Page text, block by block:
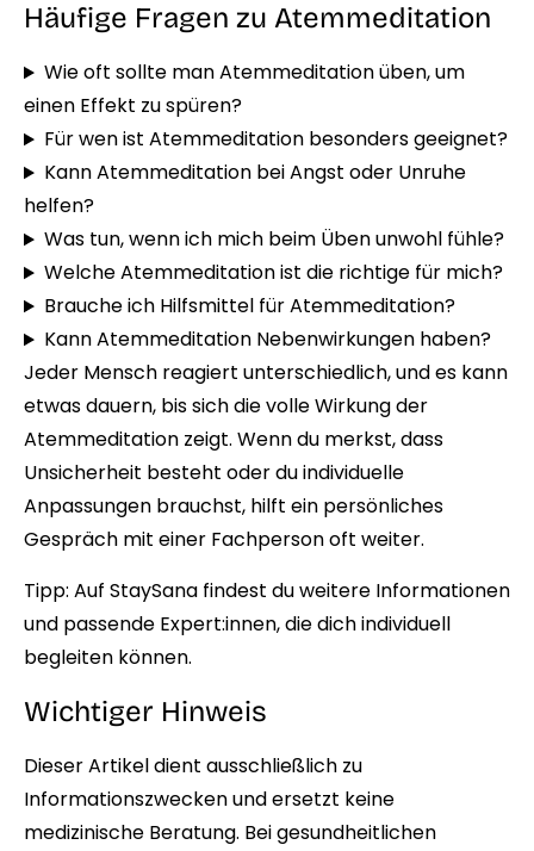
Häufige Fragen zu Atemmeditation
Wie oft sollte man Atemmeditation üben, um
einen Effekt zu spüren?
Für wen ist Atemmeditation besonders geeignet?
Kann Atemmeditation bei Angst oder Unruhe
helfen?
Was tun, wenn ich mich beim Üben unwohl fühle?
Welche Atemmeditation ist die richtige für mich?
Brauche ich Hilfsmittel für Atemmeditation?
Kann Atemmeditation Nebenwirkungen haben?
Jeder Mensch reagiert unterschiedlich, und es kann
etwas dauern, bis sich die volle Wirkung der
Atemmeditation zeigt. Wenn du merkst, dass
Unsicherheit besteht oder du individuelle
Anpassungen brauchst, hilft ein persönliches
Gespräch mit einer Fachperson oft weiter.
Tipp: Auf StaySana findest du weitere Informationen
und passende Expert:innen, die dich individuell
begleiten können.
Wichtiger Hinweis
Dieser Artikel dient ausschließlich zu
Informationszwecken und ersetzt keine
medizinische Beratung. Bei gesundheitlichen